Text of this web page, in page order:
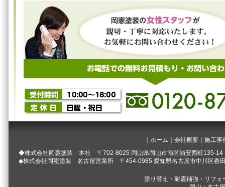
ホーム 会社概要
施工事
◆株式会社岡憲塗装 本社 〒702-8025 岡山県岡山市南区浦安西町135-
◆株式会社岡憲塗装 名古屋営業所 〒454-0985 愛知県名古屋市中川区春
塗り替え・耐震補強・リフ